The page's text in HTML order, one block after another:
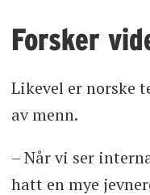
Forsker
Likevel er norske
av menn.
– Når vi ser
hatt en mye